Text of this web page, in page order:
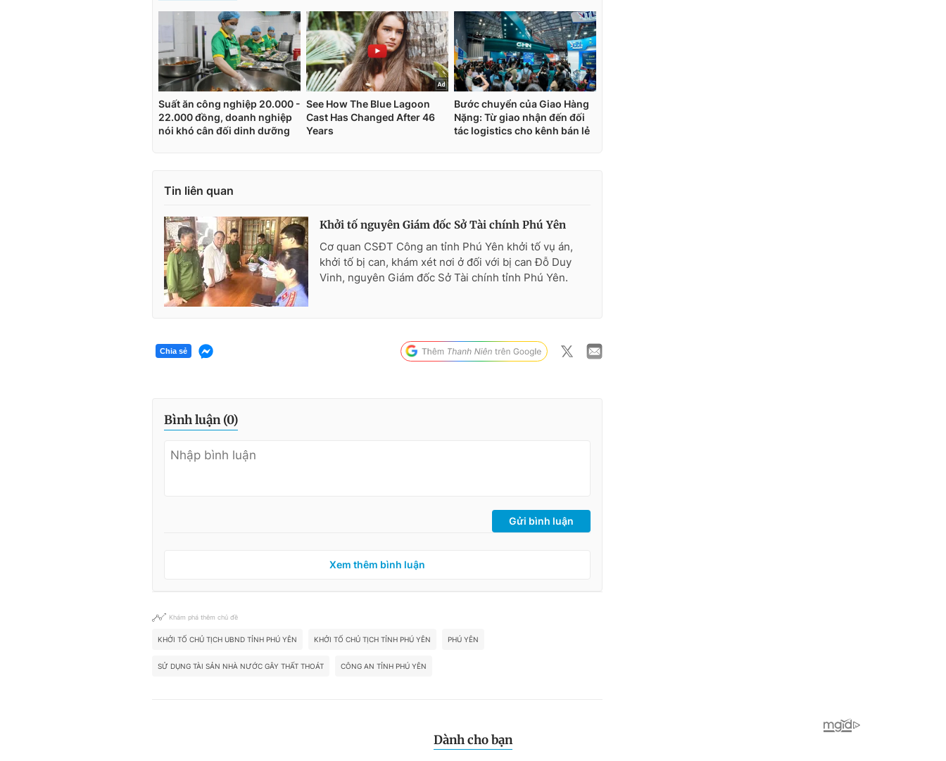
Tin liên quan
Khởi tố nguyên Giám đốc Sở Tài chính Phú Yên
Cơ quan CSĐT Công an tỉnh Phú Yên khởi tố vụ án,
khởi tố bị can, khám xét nơi ở đối với bị can Đỗ Duy
Vinh, nguyên Giám đốc Sở Tài chính tỉnh Phú Yên.
Chia sẻ
Bình luận (0)
Gửi bình luận
Xem thêm bình luận
Khám phá thêm chủ đề
KHỞI TỐ CHỦ TỊCH UBND TỈNH PHÚ YÊN KHỞI TỐ CHỦ TỊCH TỈNH PHÚ YÊN PHÚ YÊN
SỬ DỤNG TÀI SẢN NHÀ NƯỚC GÂY THẤT THOÁT CÔNG AN TỈNH PHÚ YÊN